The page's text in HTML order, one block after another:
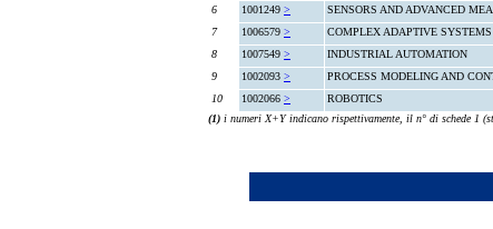
6
1001249 > SENSORS AND ADVANCED
7
1006579 > COMPLEX ADAPTIVE
8
1007549 > INDUSTRIAL AUTOMATION
9
1002093 > PROCESS MODELING AND
10
1002066 > ROBOTICS
(1) i numeri X+Y indicano rispettivamente, il n° di schede 1